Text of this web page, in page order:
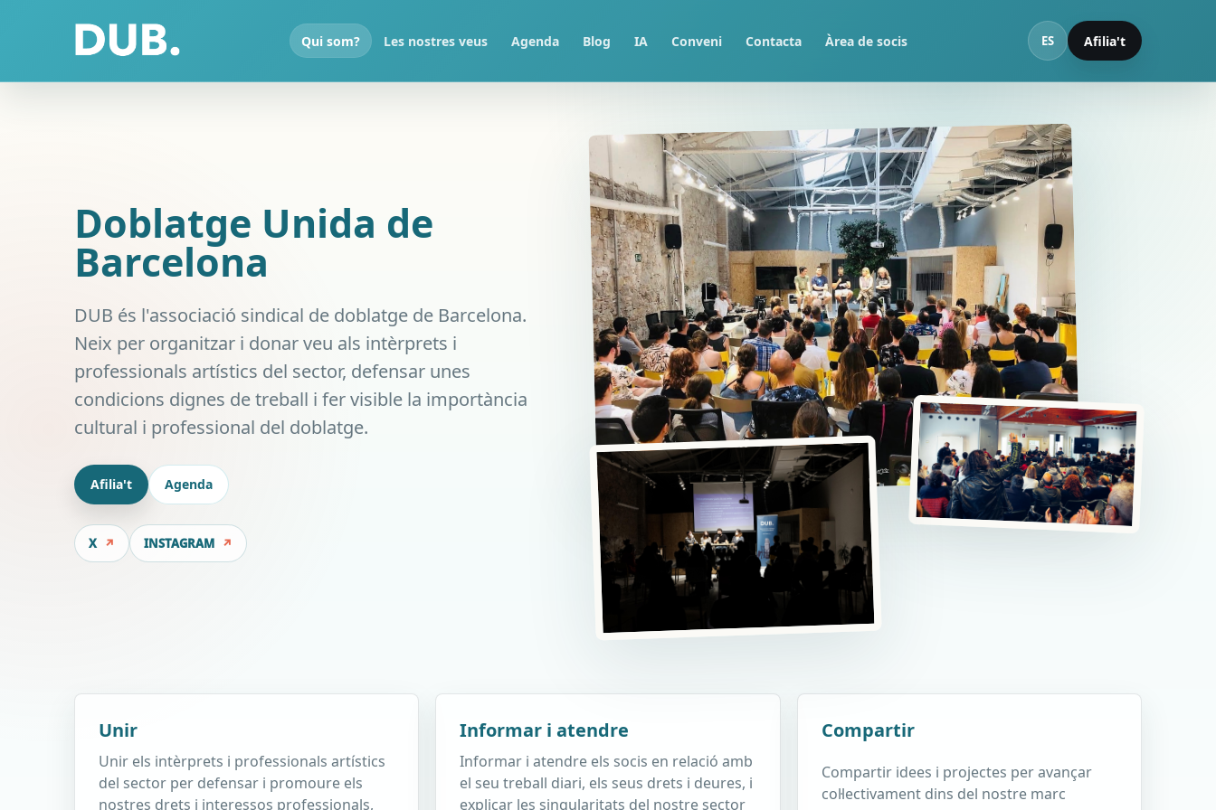
Qui som? Les nostres veus Agenda Blog IA Conveni Contacta Àrea de socis ES Afilia't
Doblatge Unida de
Barcelona
DUB és l'associació sindical de doblatge de Barcelona.
Neix per organitzar i donar veu als intèrprets i
professionals artístics del sector, defensar unes
condicions dignes de treball i fer visible la importància
cultural i professional del doblatge.
Afilia't Agenda
X INSTAGRAM
Unir
Unir els intèrprets i professionals artístics
del sector per defensar i promoure els
nostres drets i interessos professionals,
Informar i atendre
Informar i atendre els socis en relació amb
el seu treball diari, els seus drets i deures, i
explicar les singularitats del nostre sector
Compartir
Compartir idees i projectes per avançar
col·lectivament dins del nostre marc